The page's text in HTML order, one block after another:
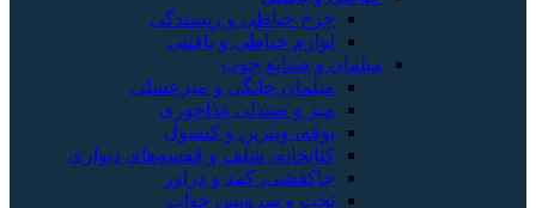
چرخ خیاطی و ریسندگی
لوازم خیاطی و بافتنی
مبلمان و صنایع چوب
مبلمان خانگی و میزعسلی
میز و صندلی غذاخوری
بوفه، ویترین و کنسول
کتابخانه، شلف و قفسه‌های دیواری
جاکفشی، کمد و دراور
تخت و سرویس خواب